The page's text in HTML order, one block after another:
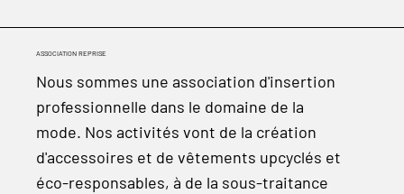
ASSOCIATION REPRISE
Nous sommes une association d'insertion
professionnelle dans le domaine de la
mode. Nos activités vont de la création
d'accessoires et de vêtements upcyclés et
éco-responsables, à de la sous-traitance